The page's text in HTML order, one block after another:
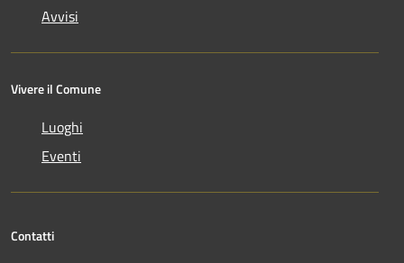
Avvisi
Vivere il Comune
Luoghi
Eventi
Contatti